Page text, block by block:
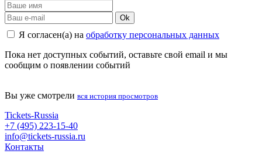
Ok
Я согласен(а) на обработку персональных данных
Пока нет доступных событий, оставьте свой email и мы
сообщим о появлении событий
Вы уже смотрели вся история просмотров
Tickets-Russia
+7 (495) 223-15-40
info@tickets-russia.ru
Контакты